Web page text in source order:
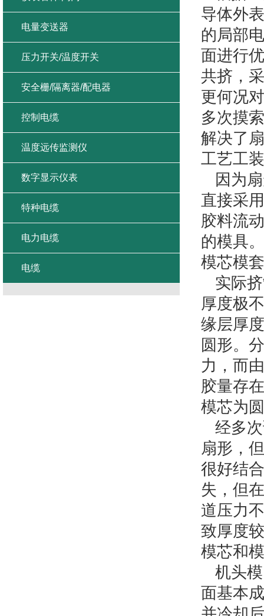
导体外
的局部
面进行
共挤，
更何况
多次摸
解决了
工艺工
因为扇
直接采
胶料流
的模具
模芯模
实际挤
厚度极
缘层厚
圆形。
力，而
胶量存
模芯为
经多次
扇形，
很好结
失，但
道压力
致厚度
模芯和
机头模
面基本
电量变送器
压力开关/温度开关
安全栅/隔离器/配电器
控制电缆
温度远传监测仪
数字显示仪表
特种电缆
电力电缆
电缆